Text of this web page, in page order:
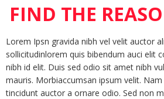
FIND THE
Lorem Ipsn gravida nibh vel velit auctor
sollicitudinlorem quis bibendum auci elit
nibh id elit. Duis sed odio sit amet nibh
mauris. Morbiaccumsan ipsum velit.
tincidunt auctor a ornare odio. Sed non